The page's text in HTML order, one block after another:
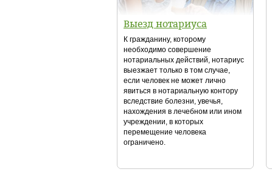
Выезд нотариуса
К гражданину, которому
необходимо совершение
нотариальных действий, нотариус
выезжает только в том случае,
если человек не может лично
явиться в нотариальную контору
вследствие болезни, увечья,
нахождения в лечебном или ином
учреждении, в которых
перемещение человека
ограничено.